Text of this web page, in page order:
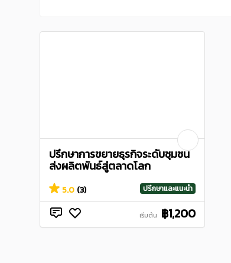
ปรึกษาการขยายธุรกิจระดับชุมชน
ส่งผลิตพันธ์สู่ตลาดโลก
5.0 (3) ปรึกษาและแนะนำ
เริ่มต้น ฿1,200